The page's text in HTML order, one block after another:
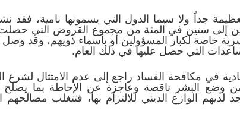
جداً ولا سيما الدول التي يسمونها نامية، فقد
إلى ستين في المئة من مجموع القروض التي حصلت
التي حصل عليها في ذلك العام.
في مكافحة الفساد راجع إلى عدم الامتثال لشرع
وضع البشر ناقصة وعاجزة عن الإحاطة بما يصلح
لديهم الوازع الديني للالتزام بها، فتتغلب